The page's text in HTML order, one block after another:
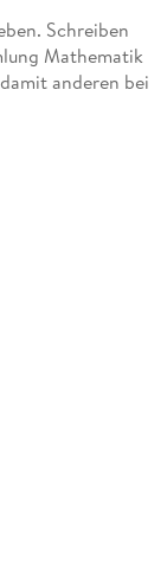
Schreiben
Mathematik
anderen bei